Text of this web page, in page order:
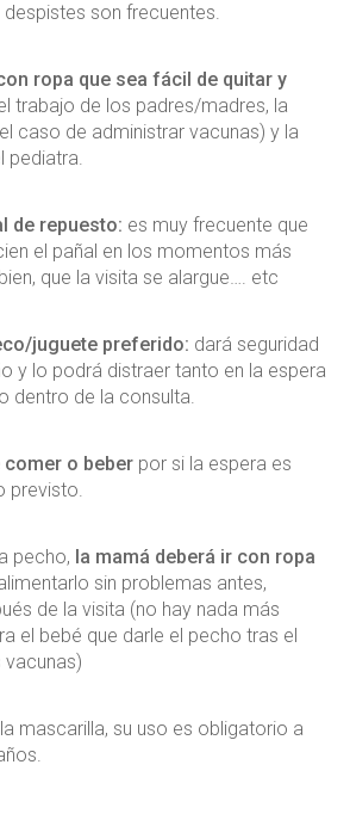
son frecuentes.
ropa que sea fácil de quitar y
trabajo de los padres/madres, la
caso de administrar vacunas) y la
pediatra.
de repuesto: es muy frecuente que
el pañal en los momentos más
que la visita se alargue…. etc
juguete preferido: dará seguridad
y lo podrá distraer tanto en la espera
dentro de la consulta.
comer o beber por si la espera es
previsto.
pecho, la mamá deberá ir con ropa
sin problemas antes,
de la visita (no hay nada más
el bebé que darle el pecho tras el
mascarilla, su uso es obligatorio a